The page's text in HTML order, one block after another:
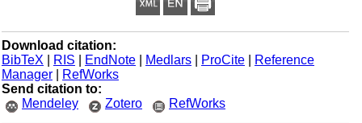
Download citation:
BibTeX| RIS|EndNote| Medlars|ProCite|Reference
Manager|RefWorks
Send citation to:
Mendeley
Zotero RefWorks